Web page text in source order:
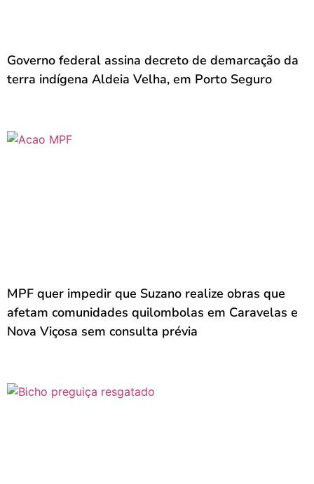
Governo federal assina decreto de demarcação da
terra indígena Aldeia Velha, em Porto Seguro
MPF quer impedir que Suzano realize obras que
afetam comunidades quilombolas em Caravelas e
Nova Viçosa sem consulta prévia